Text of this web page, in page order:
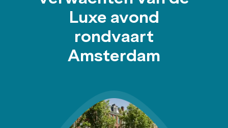
Luxe avond
rondvaart
Amsterdam